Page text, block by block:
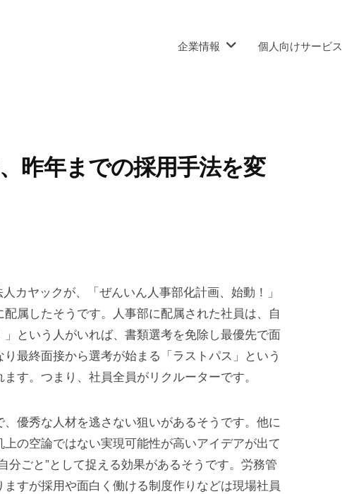
企業情報 個人向けサービス
昨年までの採用手法を変
カヤックが、「ぜんいん人事部化計画、始動！」
属したそうです。人事部に配属された社員は、自
という人がいれば、書類選考を免除し最優先で面
最終面接から選考が始まる「ラストパス」という
す。つまり、社員全員がリクルーターです。
優秀な人材を逃さない狙いがあるそうです。他に
の空論ではない実現可能性が高いアイデアが出て
分ごと”として捉える効果があるそうです。労務管
すが採用や面白く働ける制度作りなどは現場社員